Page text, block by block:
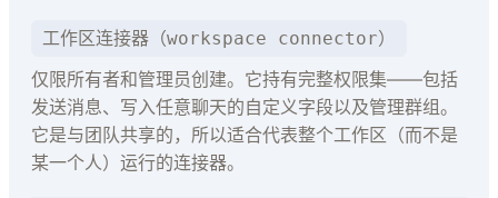
工作区连接器（workspace connector）
仅限所有者和管理员创建。它持有完整权限集——包括
发送消息、写入任意聊天的自定义字段以及管理群组。
它是与团队共享的，所以适合代表整个工作区（而不是
某一个人）运行的连接器。